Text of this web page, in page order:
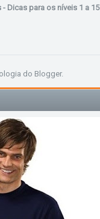
- Dicas para os níveis 1 a 15
do Blogger.